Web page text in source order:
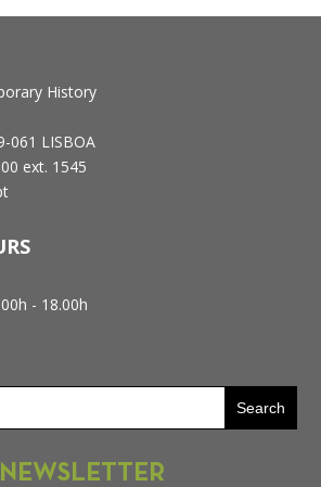
History
061 LISBOA
ext. 1545
- 18.00h